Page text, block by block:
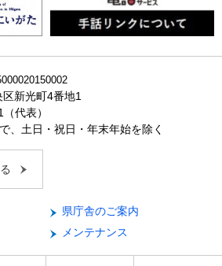
新光町4番地1
代表）
、土日・祝日・年末年始を除く
県庁舎のご案内
メンテナンス